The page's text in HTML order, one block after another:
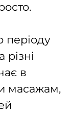
періоду
різні
в
масажам,